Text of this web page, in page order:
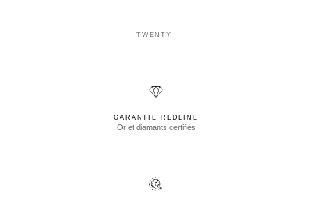
TWENTY
GARANTIE REDLINE
Or et diamants certifiés